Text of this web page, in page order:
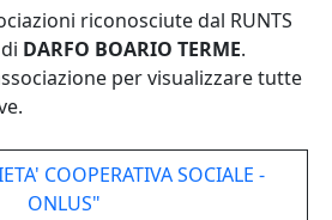
riconosciute dal RUNTS
DARFO BOARIO TERME.
per visualizzare tutte
COOPERATIVA SOCIALE -
ONLUS"